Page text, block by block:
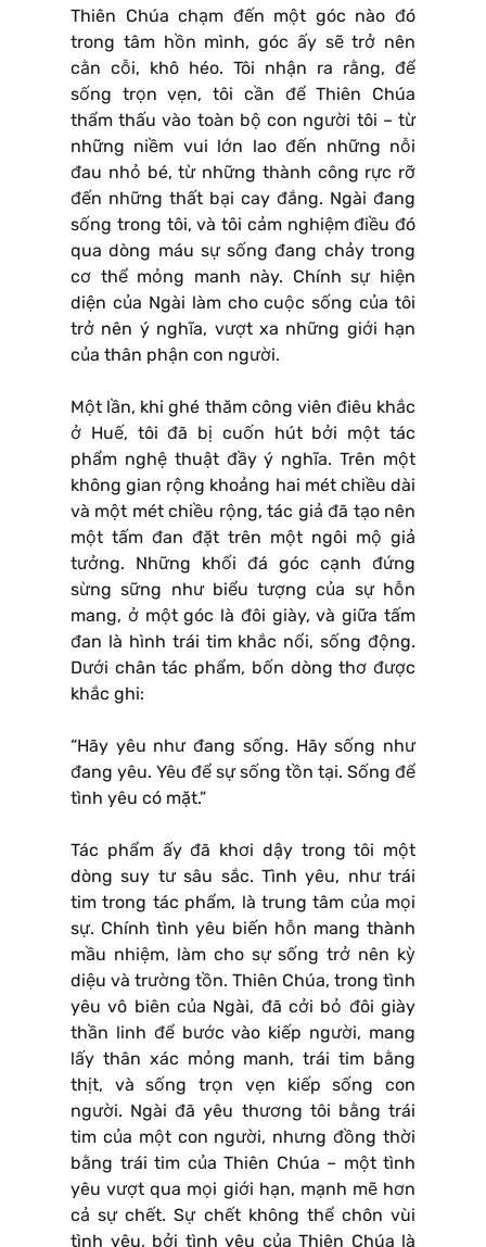
Thiên Chúa chạm đến một góc nào đó
trong tâm hồn mình, góc ấy sẽ trở nên
cằn cỗi, khô héo. Tôi nhận ra rằng, để
sống trọn vẹn, tôi cần để Thiên Chúa
thẩm thấu vào toàn bộ con người tôi – từ
những niềm vui lớn lao đến những nỗi
đau nhỏ bé, từ những thành công rực rỡ
đến những thất bại cay đắng. Ngài đang
sống trong tôi, và tôi cảm nghiệm điều đó
qua dòng máu sự sống đang chảy trong
cơ thể mỏng manh này. Chính sự hiện
diện của Ngài làm cho cuộc sống của tôi
trở nên ý nghĩa, vượt xa những giới hạn
của thân phận con người.
Một lần, khi ghé thăm công viên điêu khắc
ở Huế, tôi đã bị cuốn hút bởi một tác
phẩm nghệ thuật đầy ý nghĩa. Trên một
không gian rộng khoảng hai mét chiều dài
và một mét chiều rộng, tác giả đã tạo nên
một tấm đan đặt trên một ngôi mộ giả
tưởng. Những khối đá góc cạnh đứng
sừng sững như biểu tượng của sự hỗn
mang, ở một góc là đôi giày, và giữa tấm
đan là hình trái tim khắc nổi, sống động.
Dưới chân tác phẩm, bốn dòng thơ được
khắc ghi:
“Hãy yêu như đang sống. Hãy sống như
đang yêu. Yêu để sự sống tồn tại. Sống để
tình yêu có mặt.”
Tác phẩm ấy đã khơi dậy trong tôi một
dòng suy tư sâu sắc. Tình yêu, như trái
tim trong tác phẩm, là trung tâm của mọi
sự. Chính tình yêu biến hỗn mang thành
mầu nhiệm, làm cho sự sống trở nên kỳ
diệu và trường tồn. Thiên Chúa, trong tình
yêu vô biên của Ngài, đã cởi bỏ đôi giày
thần linh để bước vào kiếp người, mang
lấy thân xác mỏng manh, trái tim bằng
thịt, và sống trọn vẹn kiếp sống con
người. Ngài đã yêu thương tôi bằng trái
tim của một con người, nhưng đồng thời
bằng trái tim của Thiên Chúa – một tình
yêu vượt qua mọi giới hạn, mạnh mẽ hơn
cả sự chết. Sự chết không thể chôn vùi
tình yêu, bởi tình yêu của Thiên Chúa là